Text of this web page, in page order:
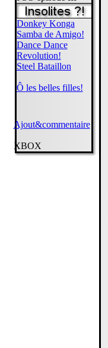
Donkey Konga
Samba de Amigo!
Dance Dance
Revolution!
Steel Bataillon
Ô les belles filles!
Ajout&commentaire
XBOX